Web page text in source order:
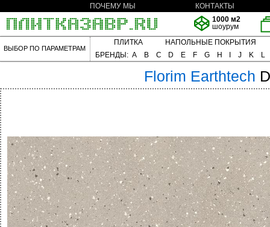
ПОЧЕМУ МЫ
КОНТАКТЫ
1000 м2
шоурум
ВЫБОР ПО ПАРАМЕТРАМ
ПЛИТКА
НАПОЛЬНЫЕ ПОКРЫТИЯ
БРЕНДЫ: A B C D E F G H J K L
Florim Earthtech